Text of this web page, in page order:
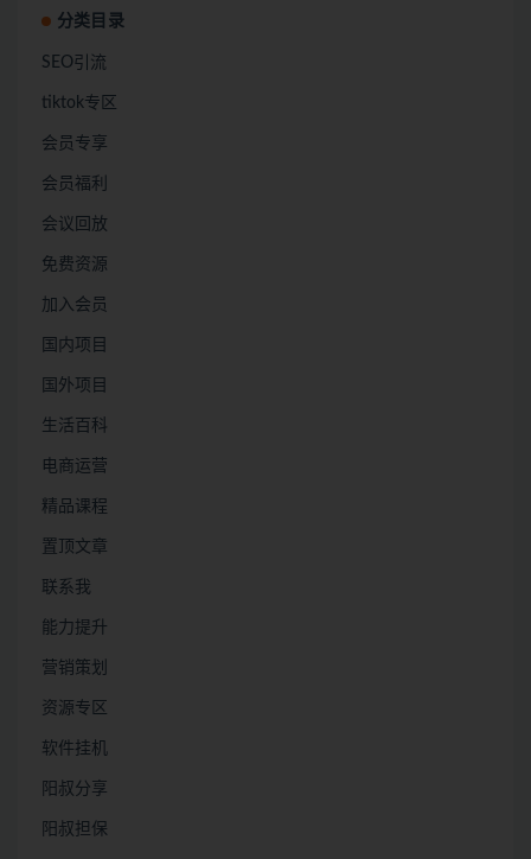
分类目录
SEO引流
tiktok专区
会员专享
会员福利
会议回放
免费资源
加入会员
国内项目
国外项目
生活百科
电商运营
精品课程
置顶文章
联系我
能力提升
营销策划
资源专区
软件挂机
阳叔分享
阳叔担保